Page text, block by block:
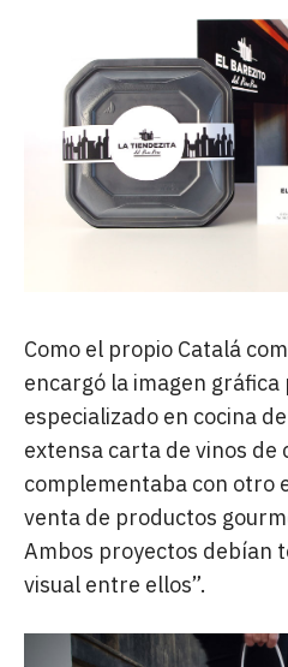
Como el propio Catalá
encargó la imagen
especializado en cocina
extensa carta de vinos de
complementaba con otro
venta de productos
Ambos proyectos debían
visual entre ellos”.